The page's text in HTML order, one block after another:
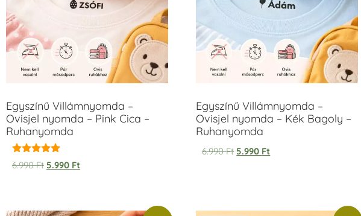
Egyszínű Villámnyomda –
Ovisjel nyomda – Pink Cica –
Ruhanyomda
Értékelés:
5.00
6.990Ft 5.990 Ft
Egyszínű Villámnyomda –
Ovisjel nyomda – Kék Bagoly –
Ruhanyomda
6.990Ft 5.990 Ft